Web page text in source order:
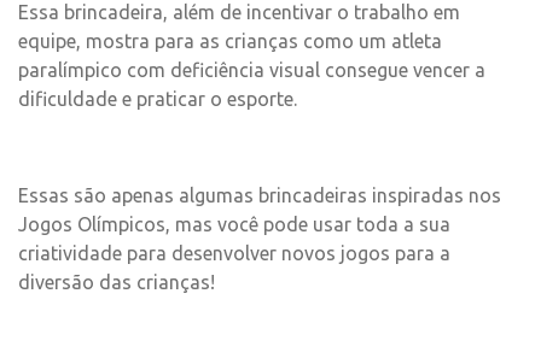
Essa brincadeira, além de incentivar o trabalho em
equipe, mostra para as crianças como um atleta
paralímpico com deficiência visual consegue vencer a
dificuldade e praticar o esporte.
Essas são apenas algumas brincadeiras inspiradas nos
Jogos Olímpicos, mas você pode usar toda a sua
criatividade para desenvolver novos jogos para a
diversão das crianças!